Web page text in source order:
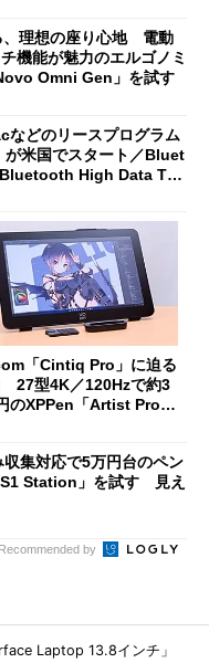
、理想の座り心地 電動
機能が魅力のエルゴノミ
Omni Gen」を試す
どのリースプログラム
が米国でスタート／Bluet
High Data Thr
「Cintiq Pro」に迫る
27型4K／120Hzで約3
のXPPen「Artist Pro 2
集対応で5万円台のペン
Station」を試す 見え
Recommended by
Laptop 13.8インチ」